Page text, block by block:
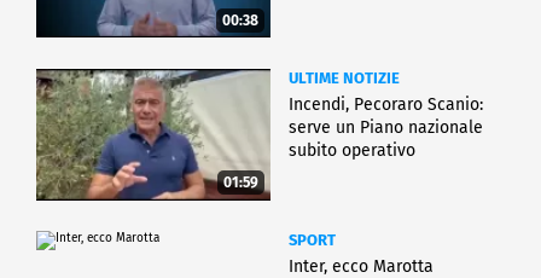
00:38
01:59
ULTIME NOTIZIE
Incendi, Pecoraro Scanio:
serve un Piano nazionale
subito operativo
SPORT
Inter, ecco Marotta